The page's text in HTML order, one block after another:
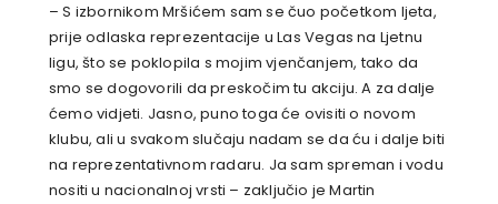
– S izbornikom Mršićem sam se čuo početkom ljeta,
prije odlaska reprezentacije u Las Vegas na Ljetnu
ligu, što se poklopila s mojim vjenčanjem, tako da
smo se dogovorili da preskočim tu akciju. A za dalje
ćemo vidjeti. Jasno, puno toga će ovisiti o novom
klubu, ali u svakom slučaju nadam se da ću i dalje biti
na reprezentativnom radaru. Ja sam spreman i vodu
nositi u nacionalnoj vrsti – zaključio je Martin